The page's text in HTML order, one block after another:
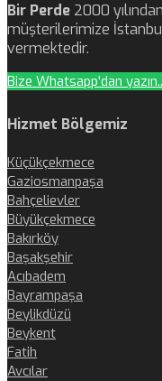
Bir Perde 2000
müşterilerimize
vermektedir.
Bize Whatsapp'dan yazın..
Hizmet Bölgemiz
Küçükçekmece
Gaziosmanpaşa
Bahçelievler
Büyükçekmece
Bakırköy
Başakşehir
Acıbadem
Bayrampaşa
Beylikdüzü
Beykent
Fatih
Avcılar